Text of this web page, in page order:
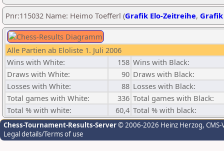
Pnr:115032 Name: Heimo Toefferl (Grafik Elo-Zeitreihe,
Alle Partien ab Eloliste 1. Juli 2006
Wins with White:
158 Wins with Black:
Draws with White:
90 Draws with Black:
Losses with White:
88 Losses with Black:
Total games with White:
336 Total games with Black:
Total % with white:
60,4 Total % with black:
Chess-Tournament-Results-Server© 2006-2026 Heinz Herzog,
Legal details/Terms of use